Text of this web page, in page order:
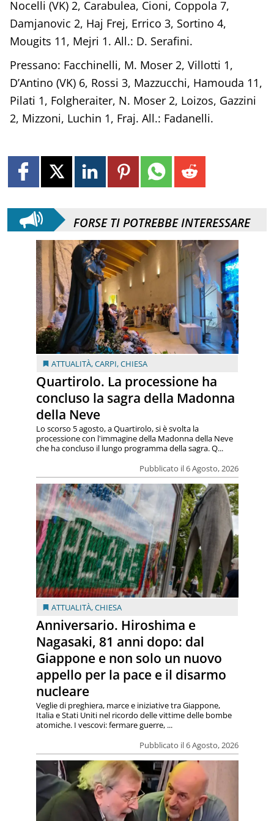
Nocelli (VK) 2, Carabulea, Cioni, Coppola 7,
Damjanovic 2, Haj Frej, Errico 3, Sortino 4,
Mougits 11, Mejri 1. All.: D. Serafini.
Pressano: Facchinelli, M. Moser 2, Villotti 1,
D’Antino (VK) 6, Rossi 3, Mazzucchi, Hamouda 11,
Pilati 1, Folgheraiter, N. Moser 2, Loizos, Gazzini
2, Mizzoni, Luchin 1, Fraj. All.: Fadanelli.
FORSE TI POTREBBE INTERESSARE
ATTUALITÀ,CARPI,CHIESA
Quartirolo. La processione ha
concluso la sagra della Madonna
della Neve
Pubblicato il 6 Agosto, 2026
Lo scorso 5 agosto, a Quartirolo, si è svolta la
processione con l'immagine della Madonna della Neve
che ha concluso il lungo programma della sagra. Q...
ATTUALITÀ,CHIESA
Anniversario. Hiroshima e
Nagasaki, 81 anni dopo: dal
Giappone e non solo un nuovo
appello per la pace e il disarmo
nucleare
Pubblicato il 6 Agosto, 2026
Veglie di preghiera, marce e iniziative tra Giappone,
Italia e Stati Uniti nel ricordo delle vittime delle bombe
atomiche. I vescovi: fermare guerre, ...